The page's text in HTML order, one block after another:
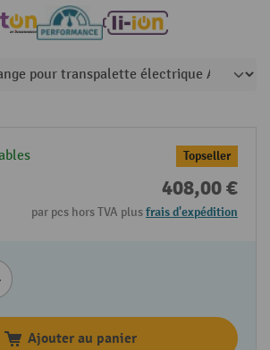
Topseller
408,00 €
par pcs hors TVA plusfrais d'expédition
Ajouter au panier